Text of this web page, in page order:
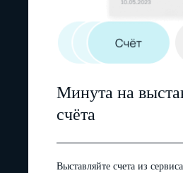
Минута на
счёта
Выставляйте счета из